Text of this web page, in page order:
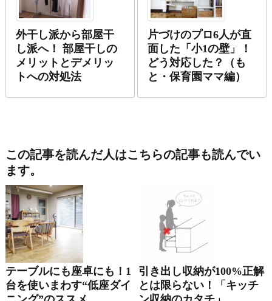
外干し派から部屋干
し派へ！ 部屋干しの
メリットとデメリッ
トへの対処法
片づけのプロ6人が直
面した「小1の壁」！
どう対応した？（も
と・保育園ママ編）
この記事を読んだ人はこちらの記事も読んでい
ます。
テーブルにも座卓にも！1
台を使いまわす“低座ダイ
引き出し収納が100%正解
とは限らない！「キッチ